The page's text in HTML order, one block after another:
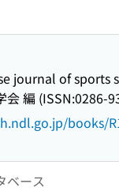
journal of sports
会 編 (ISSN:0286-
books/
ベース